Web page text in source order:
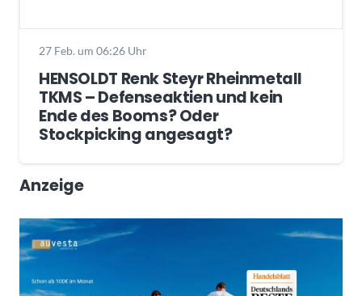
27 Feb. um 06:26 Uhr
HENSOLDT Renk Steyr Rheinmetall
TKMS – Defenseaktien und kein
Ende des Booms? Oder
Stockpicking angesagt?
Anzeige